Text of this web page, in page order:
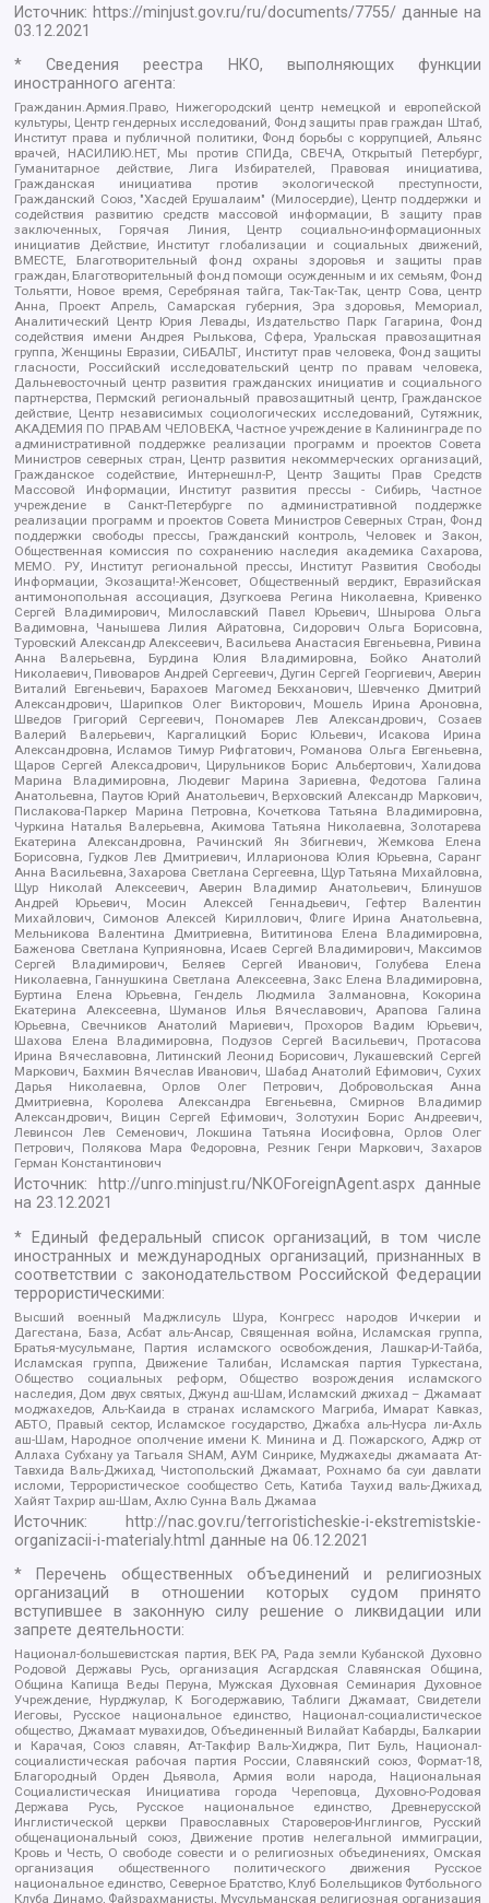
Источник: https://minjust.gov.ru/ru/documents/7755/ данные на
03.12.2021
* Сведения реестра НКО, выполняющих функции
иностранного агента:
Гражданин.Армия.Право, Нижегородский центр немецкой и европейской
культуры, Центр гендерных исследований, Фонд защиты прав граждан Штаб,
Институт права и публичной политики, Фонд борьбы с коррупцией, Альянс
врачей, НАСИЛИЮ.НЕТ, Мы против СПИДа, СВЕЧА, Открытый Петербург,
Гуманитарное действие, Лига Избирателей, Правовая инициатива,
Гражданская инициатива против экологической преступности,
Гражданский Союз, "Хасдей Ерушалаим" (Милосердие), Центр поддержки и
содействия развитию средств массовой информации, В защиту прав
заключенных, Горячая Линия, Центр социально-информационных
инициатив Действие, Институт глобализации и социальных движений,
ВМЕСТЕ, Благотворительный фонд охраны здоровья и защиты прав
граждан, Благотворительный фонд помощи осужденным и их семьям, Фонд
Тольятти, Новое время, Серебряная тайга, Так-Так-Так, центр Сова, центр
Анна, Проект Апрель, Самарская губерния, Эра здоровья, Мемориал,
Аналитический Центр Юрия Левады, Издательство Парк Гагарина, Фонд
содействия имени Андрея Рылькова, Сфера, Уральская правозащитная
группа, Женщины Евразии, СИБАЛЬТ, Институт прав человека, Фонд защиты
гласности, Российский исследовательский центр по правам человека,
Дальневосточный центр развития гражданских инициатив и социального
партнерства, Пермский региональный правозащитный центр, Гражданское
действие, Центр независимых социологических исследований, Сутяжник,
АКАДЕМИЯ ПО ПРАВАМ ЧЕЛОВЕКА, Частное учреждение в Калининграде по
административной поддержке реализации программ и проектов Совета
Министров северных стран, Центр развития некоммерческих организаций,
Гражданское содействие, Интернешнл-Р, Центр Защиты Прав Средств
Массовой Информации, Институт развития прессы - Сибирь, Частное
учреждение в Санкт-Петербурге по административной поддержке
реализации программ и проектов Совета Министров Северных Стран, Фонд
поддержки свободы прессы, Гражданский контроль, Человек и Закон,
Общественная комиссия по сохранению наследия академика Сахарова,
МЕМО. РУ, Институт региональной прессы, Институт Развития Свободы
Информации, Экозащита!-Женсовет, Общественный вердикт, Евразийская
антимонопольная ассоциация, Дзугкоева Регина Николаевна, Кривенко
Сергей Владимирович, Милославский Павел Юрьевич, Шнырова Ольга
Вадимовна, Чанышева Лилия Айратовна, Сидорович Ольга Борисовна,
Туровский Александр Алексеевич, Васильева Анастасия Евгеньевна, Ривина
Анна Валерьевна, Бурдина Юлия Владимировна, Бойко Анатолий
Николаевич, Пивоваров Андрей Сергеевич, Дугин Сергей Георгиевич, Аверин
Виталий Евгеньевич, Барахоев Магомед Бекханович, Шевченко Дмитрий
Александрович, Шарипков Олег Викторович, Мошель Ирина Ароновна,
Шведов Григорий Сергеевич, Пономарев Лев Александрович, Созаев
Валерий Валерьевич, Каргалицкий Борис Юльевич, Исакова Ирина
Александровна, Исламов Тимур Рифгатович, Романова Ольга Евгеньевна,
Щаров Сергей Алексадрович, Цирульников Борис Альбертович, Халидова
Марина Владимировна, Людевиг Марина Зариевна, Федотова Галина
Анатольевна, Паутов Юрий Анатольевич, Верховский Александр Маркович,
Пислакова-Паркер Марина Петровна, Кочеткова Татьяна Владимировна,
Чуркина Наталья Валерьевна, Акимова Татьяна Николаевна, Золотарева
Екатерина Александровна, Рачинский Ян Збигневич, Жемкова Елена
Борисовна, Гудков Лев Дмитриевич, Илларионова Юлия Юрьевна, Саранг
Анна Васильевна, Захарова Светлана Сергеевна, Щур Татьяна Михайловна,
Щур Николай Алексеевич, Аверин Владимир Анатольевич, Блинушов
Андрей Юрьевич, Мосин Алексей Геннадьевич, Гефтер Валентин
Михайлович, Симонов Алексей Кириллович, Флиге Ирина Анатольевна,
Мельникова Валентина Дмитриевна, Вититинова Елена Владимировна,
Баженова Светлана Куприяновна, Исаев Сергей Владимирович, Максимов
Сергей Владимирович, Беляев Сергей Иванович, Голубева Елена
Николаевна, Ганнушкина Светлана Алексеевна, Закс Елена Владимировна,
Буртина Елена Юрьевна, Гендель Людмила Залмановна, Кокорина
Екатерина Алексеевна, Шуманов Илья Вячеславович, Арапова Галина
Юрьевна, Свечников Анатолий Мариевич, Прохоров Вадим Юрьевич,
Шахова Елена Владимировна, Подузов Сергей Васильевич, Протасова
Ирина Вячеславовна, Литинский Леонид Борисович, Лукашевский Сергей
Маркович, Бахмин Вячеслав Иванович, Шабад Анатолий Ефимович, Сухих
Дарья Николаевна, Орлов Олег Петрович, Добровольская Анна
Дмитриевна, Королева Александра Евгеньевна, Смирнов Владимир
Александрович, Вицин Сергей Ефимович, Золотухин Борис Андреевич,
Левинсон Лев Семенович, Локшина Татьяна Иосифовна, Орлов Олег
Петрович, Полякова Мара Федоровна, Резник Генри Маркович, Захаров
Герман Константинович
Источник: http://unro.minjust.ru/NKOForeignAgent.aspxданные
на23.12.2021
* Единый федеральный список организаций, в том числе
иностранных и международных организаций, признанных в
соответствии с законодательством Российской Федерации
террористическими:
Высший военный Маджлисуль Шура, Конгресс народов Ичкерии и
Дагестана, База, Асбат аль-Ансар, Священная война, Исламская группа,
Братья-мусульмане, Партия исламского освобождения, Лашкар-И-Тайба,
Исламская группа, Движение Талибан, Исламская партия Туркестана,
Общество социальных реформ, Общество возрождения исламского
наследия, Дом двух святых, Джунд аш-Шам, Исламский джихад – Джамаат
моджахедов, Аль-Каида в странах исламского Магриба, Имарат Кавказ,
АБТО, Правый сектор, Исламское государство, Джабха аль-Нусра ли-Ахль
аш-Шам, Народное ополчение имени К. Минина и Д. Пожарского, Аджр от
Аллаха Субхану уа Тагьаля SHAM, АУМ Синрике, Муджахеды джамаата Ат-
Тавхида Валь-Джихад, Чистопольский Джамаат, Рохнамо ба суи давлати
исломи, Террористическое сообщество Сеть, Катиба Таухид валь-Джихад,
Хайят Тахрир аш-Шам, Ахлю Сунна Валь Джамаа
Источник:
http://nac.gov.ru/terroristicheskie-i-ekstremistskie-
organizacii-i-materialy.html данные на06.12.2021
* Перечень общественных объединений и религиозных
организаций в отношении которых судом принято
вступившее в законную силу решение о ликвидации или
запрете деятельности:
Национал-большевистская партия, ВЕК РА, Рада земли Кубанской Духовно
Родовой Державы Русь, организация Асгардская Славянская Община,
Община Капища Веды Перуна, Мужская Духовная Семинария Духовное
Учреждение, Нурджулар, К Богодержавию, Таблиги Джамаат, Свидетели
Иеговы, Русское национальное единство, Национал-социалистическое
общество, Джамаат мувахидов, Объединенный Вилайат Кабарды, Балкарии
и Карачая, Союз славян, Ат-Такфир Валь-Хиджра, Пит Буль, Национал-
социалистическая рабочая партия России, Славянский союз, Формат-18,
Благородный Орден Дьявола, Армия воли народа, Национальная
Социалистическая Инициатива города Череповца, Духовно-Родовая
Держава Русь, Русское национальное единство, Древнерусской
Инглистической церкви Православных Староверов-Инглингов, Русский
общенациональный союз, Движение против нелегальной иммиграции,
Кровь и Честь, О свободе совести и о религиозных объединениях, Омская
организация общественного политического движения Русское
национальное единство, Северное Братство, Клуб Болельщиков Футбольного
Клуба Динамо, Файзрахманисты, Мусульманская религиозная организация